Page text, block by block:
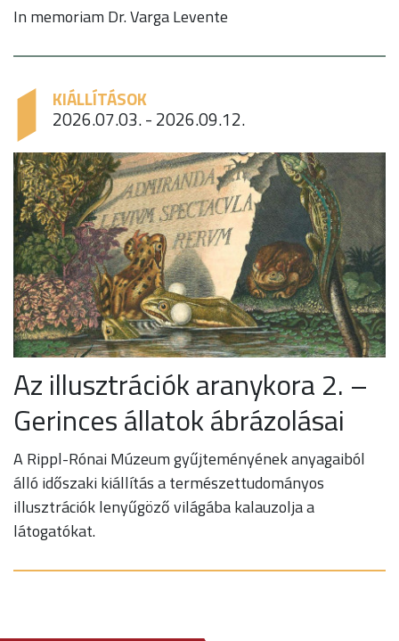
In memoriam Dr. Varga Levente
KIÁLLÍTÁSOK
2026.07.03. - 2026.09.12.
Az illusztrációk aranykora 2. –
Gerinces állatok ábrázolásai
A Rippl-Rónai Múzeum gyűjteményének anyagaiból
álló időszaki kiállítás a természettudományos
illusztrációk lenyűgöző világába kalauzolja a
látogatókat.